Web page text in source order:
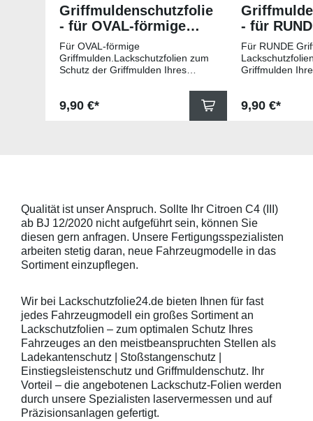
Griffmuldenschutzfolie
- für OVAL-förmige
Griffmulden
Für OVAL-förmige
Griffmulden.Lackschutzfolien zum
Schutz der Griffmulden Ihres
Schutzfolie gegen Kratzer in den
Griffmulden. Die Pads sind 78mm
beigelegter Anleitung) benetzen,
diese danach auflegen und mittig
anstreichen - anschließend die
Lackschutzfolie mittels Fön
erwärmen und von der Mitte
heraus in alle Richtungen
kontaktieren Sie uns bitte
telefonisch. Lieferumfang
transparente Lackschutzfolie 5
Stück Lackschutzpads für 5
Griffmulden / Griffschalen
Merkmale Spezielle Vinylfolie mit
bestmöglichem Schutz gegen
Kratzer und Abrieb Bestens
geeignet zum Schutz von
Fahrzeugkarosserien gegen
mechanische Einwirkung am
Regulärer Preis:
9,90 €*
- für
Für RUNDE
Griffmulden
Die Pads sind
Schutzpads
sollten die
Griffmulden
Aussenrändern
Folie mit
beigelegter
diese danach
anstreichen -
Lackschutzfolie
heraus in alle
ausstreichen.
kontaktieren
telefonisch.
Regulärer
9,90 €*
Qualität ist unser Anspruch. Sollte Ihr Citroen C4 (III)
ab BJ 12/2020 nicht aufgeführt sein, können Sie
diesen gern anfragen. Unsere Fertigungsspezialisten
arbeiten stetig daran, neue Fahrzeugmodelle in das
Sortiment einzupflegen.
Wir bei Lackschutzfolie24.de bieten Ihnen für fast
jedes Fahrzeugmodell ein großes Sortiment an
Lackschutzfolien – zum optimalen Schutz Ihres
Fahrzeuges an den meistbeanspruchten Stellen als
Ladekantenschutz | Stoßstangenschutz |
Einstiegsleistenschutz und Griffmuldenschutz. Ihr
Vorteil – die angebotenen Lackschutz-Folien werden
durch unsere Spezialisten laservermessen und auf
Präzisionsanlagen gefertigt.